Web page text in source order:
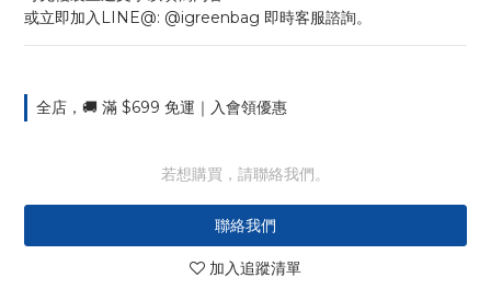
或立即加入LINE@: @igreenbag 即時客服諮詢。
全店，🚚 滿 $699 免運｜入會領優惠
若想購買，請聯絡我們。
聯絡我們
加入追蹤清單